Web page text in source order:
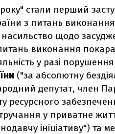
стали перший
з питань
щодо
виконання
у разі
("за абсолютну
депутат, член
ресурсного
у приватне
ініціативу") та